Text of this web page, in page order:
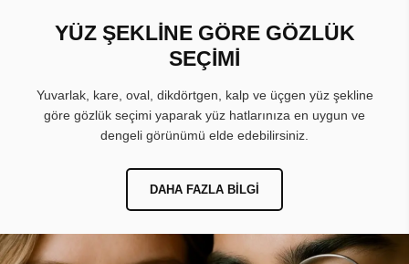
YÜZ ŞEKLİNE GÖRE GÖZLÜK
SEÇİMİ
Yuvarlak, kare, oval, dikdörtgen, kalp ve üçgen yüz şekline
göre gözlük seçimi yaparak yüz hatlarınıza en uygun ve
dengeli görünümü elde edebilirsiniz.
DAHA FAZLA BILGI